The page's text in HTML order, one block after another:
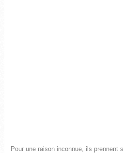
Pour une raison inconnue, ils prennent